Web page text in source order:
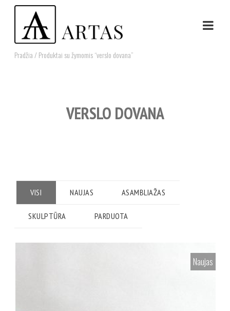
Pradžia / Produktai su žymomis “verslo dovana”
VERSLO DOVANA
VISI NAUJAS ASAMBLIAŽAS
SKULPTŪRA PARDUOTA
Naujas